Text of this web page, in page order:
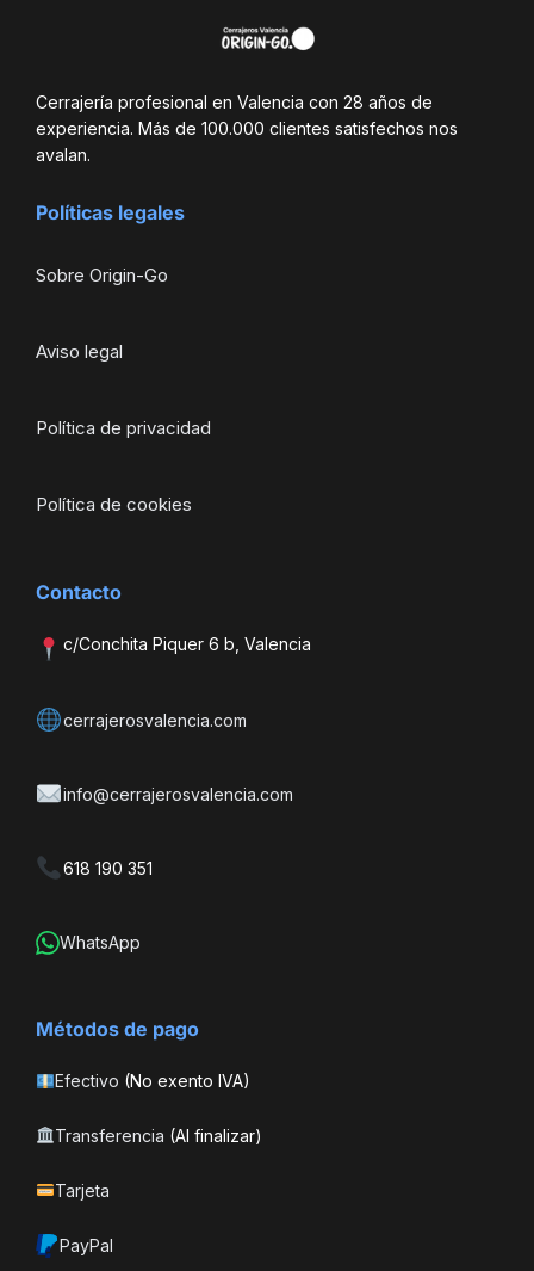
Cerrajería profesional en Valencia con 28 años de
experiencia. Más de 100.000 clientes satisfechos nos
avalan.
Políticas legales
Sobre Origin-Go
Aviso legal
Política de privacidad
Política de cookies
Contacto
c/Conchita Piquer 6 b, Valencia
cerrajerosvalencia.com
info@cerrajerosvalencia.com
618 190 351
WhatsApp
Métodos de pago
Efectivo (No exento IVA)
Transferencia (Al finalizar)
Tarjeta
PayPal